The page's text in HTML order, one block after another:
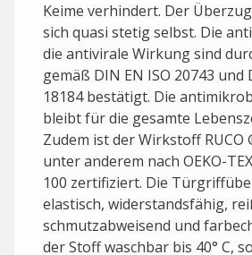
Keime verhindert. Der
sich quasi stetig selbst. Die
die antivirale Wirkung sind
gemäß DIN EN ISO 20743 und
18184 bestätigt. Die
bleibt für die gesamte
Zudem ist der Wirkstoff RUCO
unter anderem nach OEKO-
100 zertifiziert. Die
elastisch, widerstandsfähig,
schmutzabweisend und
der Stoff waschbar bis 40° C,